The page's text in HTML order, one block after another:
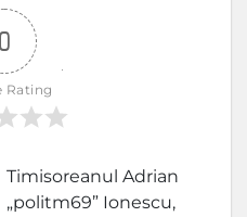
0
Rating
Timisoreanul Adrian
„politm69” Ionescu,